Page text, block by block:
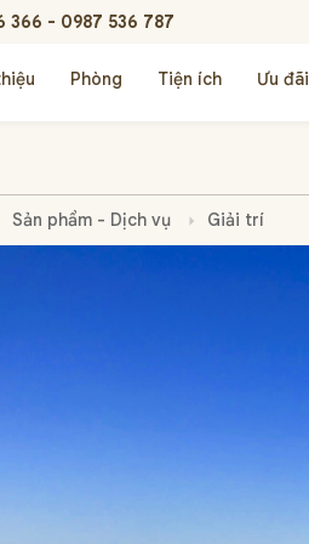
366 - 0987 536 787
Phòng Tiện ích Ưu đãi
Sản phẩm - Dịch vụ Giải trí